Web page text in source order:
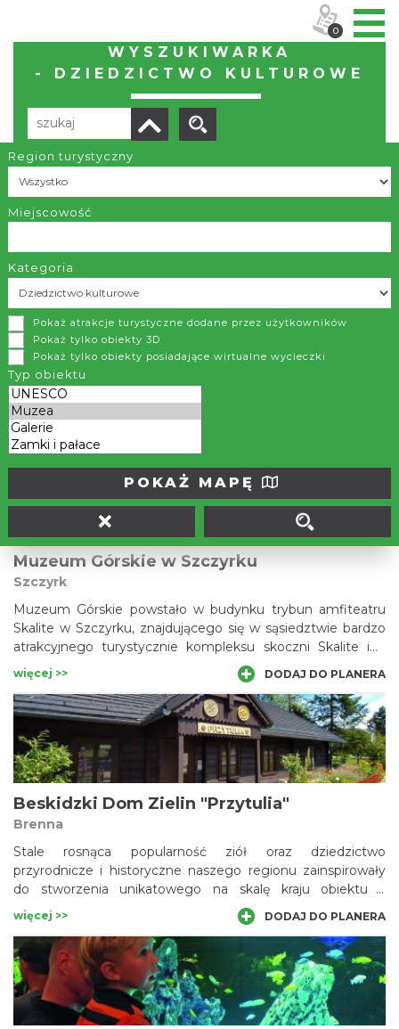
WYSZUKIWARKA
- DZIEDZICTWO KULTUROWE
Region turystyczny
Miejscowość
Kategoria
Pokaż atrakcje turystyczne dodane przez użytkowników
Pokaż tylko obiekty 3D
Pokaż tylko obiekty posiadające wirtualne wycieczki
Typ obiektu
POKAŻ MAPĘ
Liczba elementów:
Bielsko-Biała
Interaktywne Centrum Bajki i Animacji OKO przy Studiu
Filmów Rysunkowych to: wystawy, kino dla dużych i
małych, zajęcia edukacyjne i wydarzenia artystyczne.
więcej >>
Muzeum Górskie w Szczyrku
Szczyrk
Muzeum Górskie powstało w budynku trybun amfiteatru
Skalite w Szczyrku, znajdującego się w sąsiedztwie bardzo
atrakcyjnego turystycznie kompleksu skoczni Skalite im.
Beskidzkich Olimpijczyków oraz spacerowego Deptaku nad
Żylicą. Muzeum odzwierciedla szerokie spojrzenie na
historię i rozwój miejscowości turystycznej, ściśle związanej
z narciarstwem i dziedzictwem kulturowym Karpat.
więcej >> DODAJ DO PLANERA
Beskidzki Dom Zielin "Przytulia"
Brenna
Stale rosnąca popularność ziół oraz dziedzictwo
przyrodnicze i historyczne naszego regionu zainspirowały
do stworzenia unikatowego na skalę kraju obiektu –
Beskidzkiego Domu Zielin „Przytulia”. Multimedialna
wystawa stała obrazuje funkcjonowanie ziół w kulturze i
życiu codziennym górali śląskich. Wokół budynku znajduje
się herbarium – ogródek ziołowy. W trakcie zwiedzania
przewidziana jest również projekcja filmu promocyjnego
oraz degustacja owocowo-ziołowej herbaty breńskiej.
Kalendarz wydarzeń pełen jest ziołowych warsztatów,
więcej >> DODAJ DO PLANERA
0